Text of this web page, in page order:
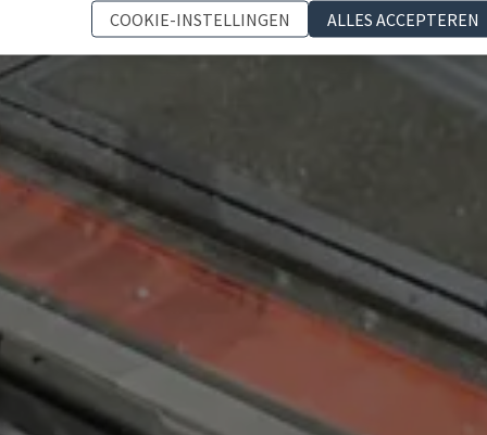
COOKIE-INSTELLINGEN
ALLES ACCEPTEREN